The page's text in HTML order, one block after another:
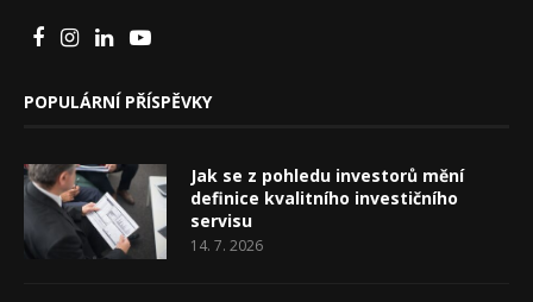
POPULÁRNÍ PŘÍSPĚVKY
Jak se z pohledu investorů mění
definice kvalitního investičního
servisu
14. 7. 2026